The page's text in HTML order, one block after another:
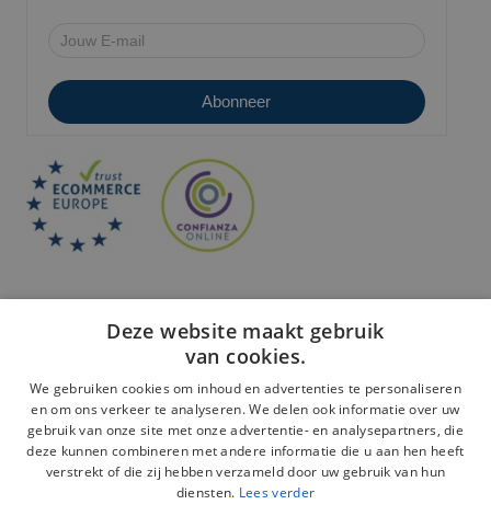
Veilige betaling:
Deze website maakt gebruik
van cookies.
We gebruiken cookies om inhoud en advertenties te personaliseren
en om ons verkeer te analyseren. We delen ook informatie over uw
gebruik van onze site met onze advertentie- en analysepartners, die
deze kunnen combineren met andere informatie die u aan hen heeft
verstrekt of die zij hebben verzameld door uw gebruik van hun
diensten. Lees verder